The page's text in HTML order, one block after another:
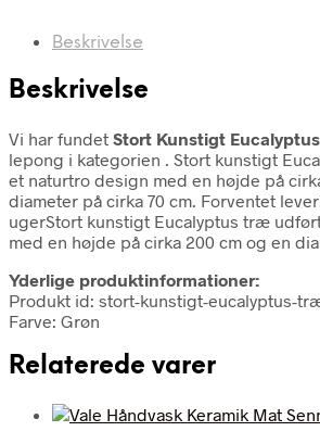
Beskrivelse
Beskrivelse
Vi har fundet Stort Kunstigt
lepong i kategorien . Stort kunstigt
et naturtro design med en højde på
diameter på cirka 70 cm. Forventet
ugerStort kunstigt Eucalyptus træ
med en højde på cirka 200 cm og en
Yderlige produktinformationer:
Produkt id: stort-kunstigt-eucalyptus-
Farve: Grøn
Relaterede varer